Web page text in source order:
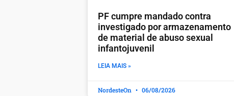
PF cumpre mandado contra
investigado por armazenamento
de material de abuso sexual
infantojuvenil
LEIA MAIS »
NordesteOn 06/08/2026